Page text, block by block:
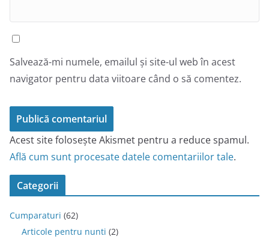
Salvează-mi numele, emailul și site-ul web în acest
navigator pentru data viitoare când o să comentez.
Acest site folosește Akismet pentru a reduce spamul.
Află cum sunt procesate datele comentariilor tale.
Categorii
Cumparaturi (62)
Articole pentru nunti (2)